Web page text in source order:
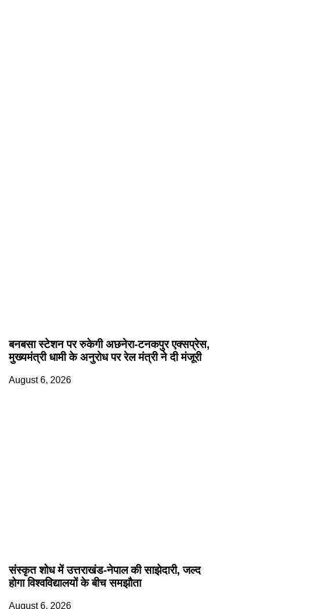
बनबसा स्टेशन पर रुकेगी अछनेरा-टनकपुर एक्सप्रेस,
मुख्यमंत्री धामी के अनुरोध पर रेल मंत्री ने दी मंजूरी
August 6, 2026
संस्कृत शोध में उत्तराखंड-नेपाल की साझेदारी, जल्द
होगा विश्वविद्यालयों के बीच समझौता
August 6, 2026